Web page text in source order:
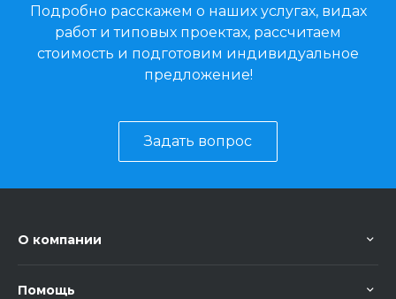
Подробно расскажем о наших услугах, видах
работ и типовых проектах, рассчитаем
стоимость и подготовим индивидуальное
предложение!
Задать вопрос
О компании
Помощь